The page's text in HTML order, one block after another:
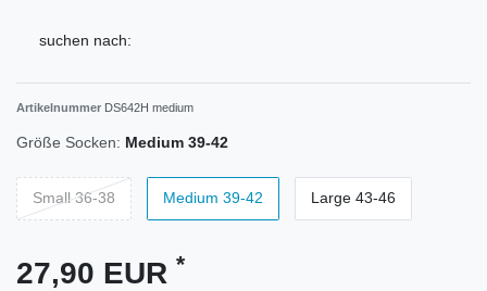
suchen nach:
Artikelnummer DS642H medium
Größe Socken: Medium 39-42
Small 36-38 Medium 39-42 Large 43-46
27,90 EUR *